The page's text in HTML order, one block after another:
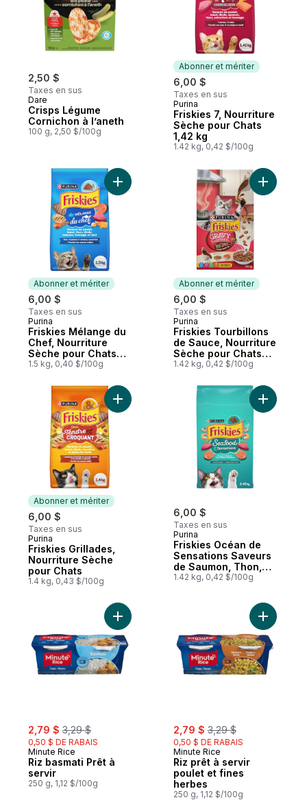
2,50 $
Taxes en sus
Dare
Crisps Légume
Cornichon à l’aneth
100 g, 2,50 $/100g
Abonner et mériter
6,00 $
Taxes en sus
Abonner et mériter
Purina
Friskies 7, Nourriture
Sèche pour Chats
1,42 kg
1.42 kg, 0,42 $/100g
Abonner et mériter
6,00 $
Taxes en sus
Abonner et mériter
Purina
Friskies Mélange du
Chef, Nourriture
Sèche pour Chats
1,5 kg
1.5 kg, 0,40 $/100g
Ajouter Friskies Mélange du Chef,
Abonner et mériter
6,00 $
Taxes en sus
Abonner et mériter
Purina
Friskies Tourbillons
de Sauce, Nourriture
Sèche pour Chats
1,42 kg
1.42 kg, 0,42 $/100g
Ajouter
Abonner et mériter
6,00 $
Taxes en sus
Abonner et mériter
Purina
Friskies Grillades,
Nourriture Sèche
pour Chats
1.4 kg, 0,43 $/100g
6,00 $
Taxes en sus
Purina
Friskies Océan de
Sensations Saveurs
de Saumon, Thon,
Crevettes et Algues
1.42 kg, 0,42 $/100g
Ajouter
sale:
2,79 $ , formerly:
3,29 $
0,50 $ DE RABAIS
Minute Rice
Riz basmati Prêt à
servir
250 g, 1,12 $/100g
Ajouter Riz basmati Prêt à servir au panier
sale:
2,79 $ , formerly:
3,29 $
0,50 $ DE RABAIS
Minute Rice
Riz prêt à servir
poulet et fines
herbes
250 g, 1,12 $/100g
Ajouter